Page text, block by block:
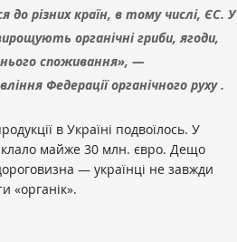
до різних країн, в тому числі, ЄС. У
органічні гриби, ягоди,
споживання», —
Федерації органічного руху .
в Україні подвоїлось. У
майже 30 млн. євро. Дещо
— українці не завжди
«органік».